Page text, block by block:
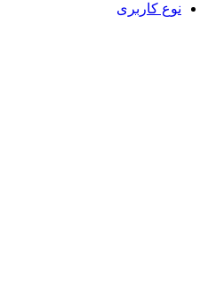
نوع کاربری